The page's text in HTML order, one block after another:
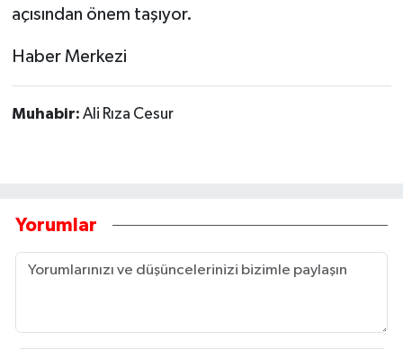
açısından önem taşıyor.
Haber Merkezi
Muhabir: Ali Rıza Cesur
Yorumlar